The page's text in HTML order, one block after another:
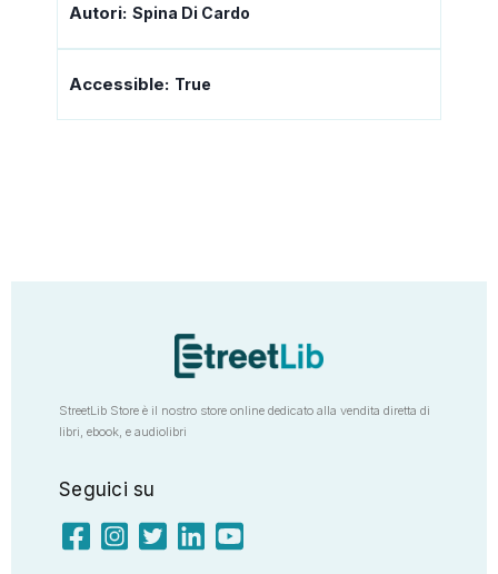
Autori: Spina Di Cardo
Accessible: True
StreetLib Store è il nostro store online dedicato alla vendita diretta di
libri, ebook, e audiolibri
Seguici su